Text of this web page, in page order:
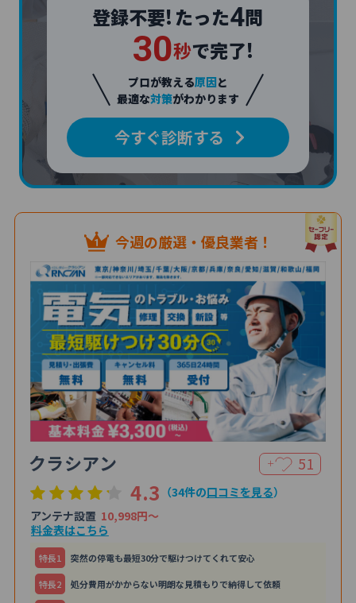
登録不要! たった4問
30秒で完了!
プロが教える原因と
最適な対策がわかります
今すぐ診断する
今週の厳選・優良業者！
クラシアン ＋ 51
4.3 （34件の口コミを見る）
アンテナ設置 10,998円〜
料金表はこちら
特⻑1 突然の停電も最短30分で駆けつけてくれて安心
特⻑2 処分費用がかからない明朗な見積もりで納得して依頼